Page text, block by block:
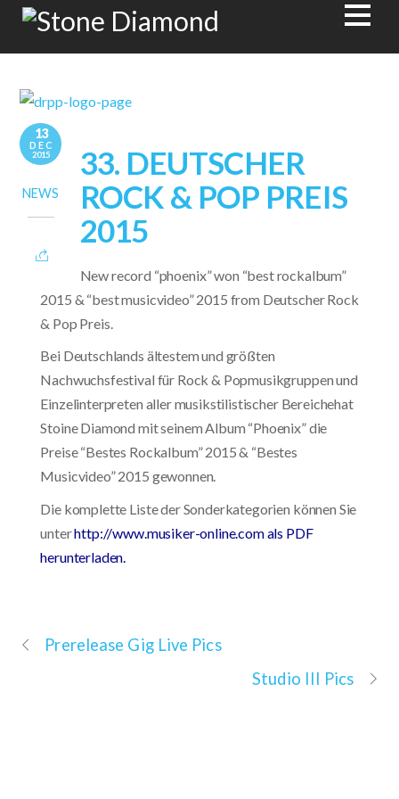
13
DEC
2015
NEWS
33. DEUTSCHER
ROCK & POP PREIS
2015
New record “phoenix” won “best rockalbum”
2015 & “best musicvideo” 2015 from Deutscher Rock
& Pop Preis.
Bei Deutschlands ältestem und größten
Nachwuchsfestival für Rock & Popmusikgruppen und
Einzelinterpreten aller musikstilistischer Bereichehat
Stoine Diamond mit seinem Album “Phoenix” die
Preise “Bestes Rockalbum” 2015 & “Bestes
Musicvideo” 2015 gewonnen.
Die komplette Liste der Sonderkategorien können Sie
unterhttp://www.musiker-online.com als PDF
herunterladen
Prerelease Gig Live Pics
Studio III Pics